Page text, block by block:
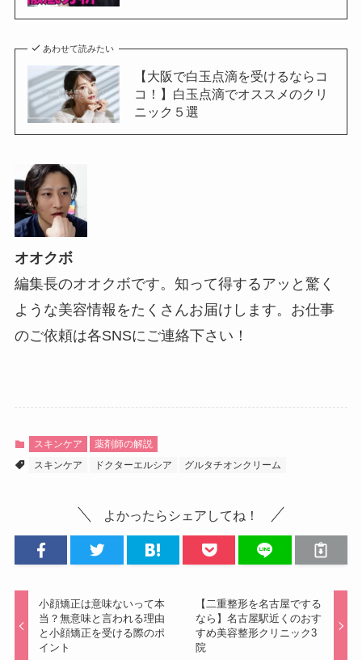
あわせて読みたい
【大阪で白玉点滴を受けるならコ
コ！】白玉点滴でオススメのクリ
ニック５選
オオクボ
編集長のオオクボです。知って得するアッと驚く
ような美容情報をたくさんお届けします。お仕事
のご依頼は各SNSにご連絡下さい！
スキンケア
薬剤師の解説
スキンケア
ドクターエルシア グルタチオンクリーム
よかったらシェアしてね！
小顔矯正は意味ないって本
当？無意味と言われる理由
と小顔矯正を受ける際のポ
イント
【二重整形を名古屋でする
なら】名古屋駅近くのおす
すめ美容整形クリニック3
院